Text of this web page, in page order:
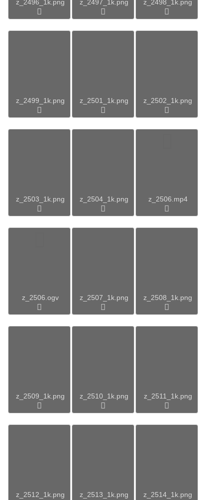
z_2496_1k.png z_2497_1k.png z_2498_1k.png
z_2499_1k.png z_2501_1k.png z_2502_1k.png
z_2503_1k.png z_2504_1k.png z_2506.mp4
z_2506.ogv z_2507_1k.png z_2508_1k.png
z_2509_1k.png z_2510_1k.png z_2511_1k.png
z_2512_1k.png z_2513_1k.png z_2514_1k.png